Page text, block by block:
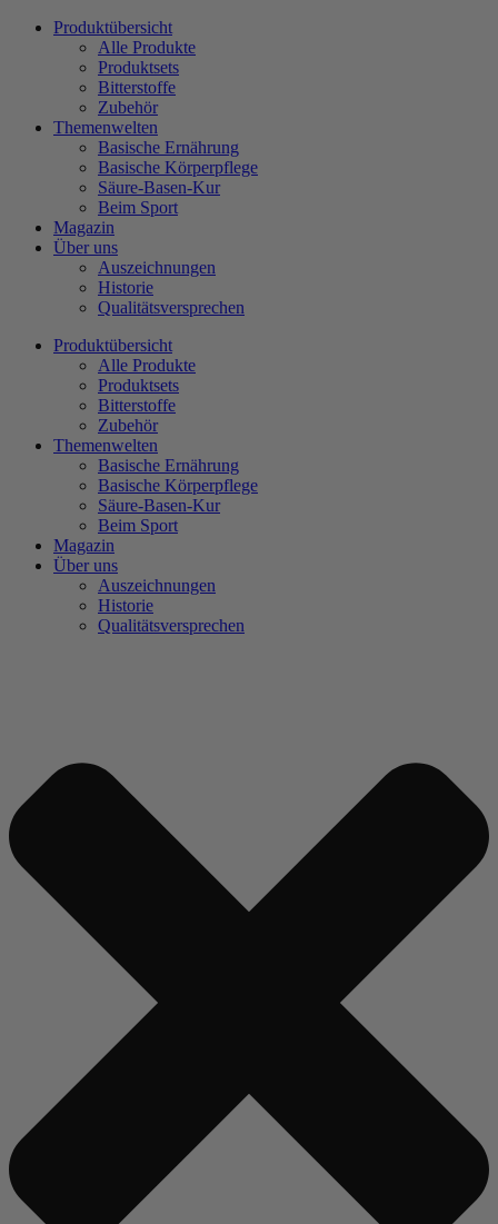
Zum
Produktübersicht
Alle Produkte
Produktsets
Bitterstoffe
Zubehör
Themenwelten
Basische Ernährung
Basische Körperpflege
Säure-Basen-Kur
Beim Sport
Magazin
Über uns
Auszeichnungen
Historie
Qualitätsversprechen
Produktübersicht
Alle Produkte
Produktsets
Bitterstoffe
Zubehör
Themenwelten
Basische Ernährung
Basische Körperpflege
Säure-Basen-Kur
Beim Sport
Magazin
Über uns
Auszeichnungen
Historie
Qualitätsversprechen